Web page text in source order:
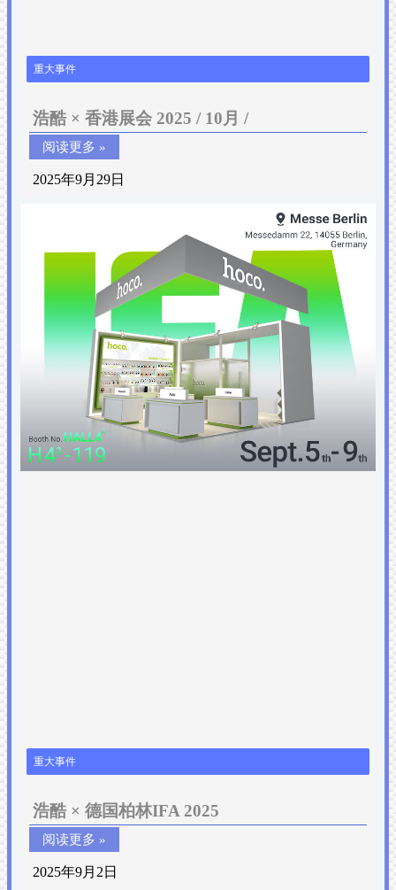
重大事件
浩酷 × 香港展会 2025 / 10月 /
阅读更多 »
2025年9月29日
重大事件
浩酷 × 德国柏林IFA 2025
阅读更多 »
2025年9月2日